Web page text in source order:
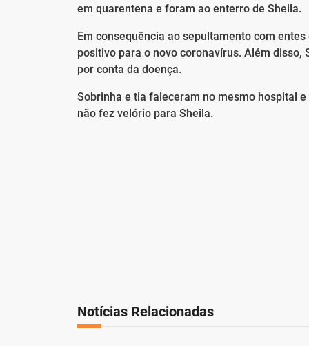
em quarentena e foram ao enterro de Sheila.
Em consequência ao sepultamento com
positivo para o novo coronavírus. Além disso,
por conta da doença.
Sobrinha e tia faleceram no mesmo hospital
não fez velório para Sheila.
Notícias Relacionadas